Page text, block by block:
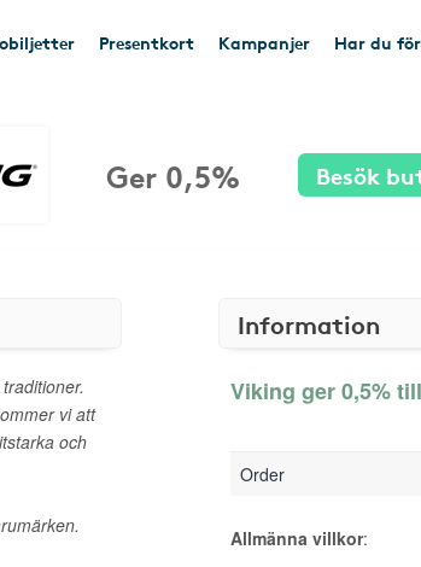
Presentkort Kampanjer Har du
Ger 0,5% Besök
vi att
och
Information
Viking ger 0,5%
Order
Allmänna villkor: